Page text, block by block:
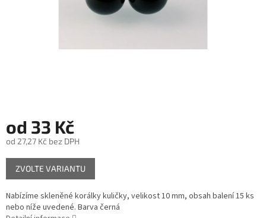
od 33 Kč
od 27,27 Kč bez DPH
Měrná
cena:
ZVOLTE VARIANTU
Nabízíme skleněné korálky kuličky, velikost 10 mm, obsah balení 15 ks
nebo níže uvedené. Barva černá